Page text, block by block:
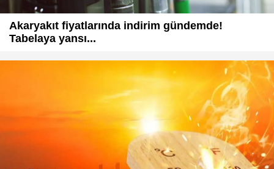
Akaryakıt fiyatlarında indirim gündemde!
Tabelaya yansı...